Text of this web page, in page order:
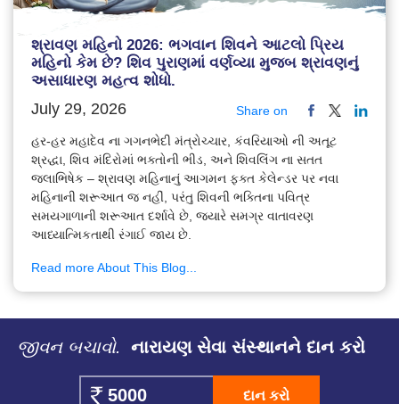
શ્રાવણ મહિનો 2026: ભગવાન શિવને આટલો પ્રિય
મહિનો કેમ છે? શિવ પુરાણમાં વર્ણવ્યા મુજબ શ્રાવણનું
અસાધારણ મહત્વ શોધો.
July 29, 2026 Share on
હર-હર મહાદેવ ના ગગનભેદી મંત્રોચ્ચાર, કંવરિયાઓ ની અતૂટ
શ્રદ્ધા, શિવ મંદિરોમાં ભક્તોની ભીડ, અને શિવલિંગ ના સતત
જલાભિષેક – શ્રાવણ મહિનાનું આગમન ફક્ત કેલેન્ડર પર નવા
મહિનાની શરૂઆત જ નહીં, પરંતુ શિવની ભક્તિના પવિત્ર
સમયગાળાની શરૂઆત દર્શાવે છે, જ્યારે સમગ્ર વાતાવરણ
આધ્યાત્મિકતાથી રંગાઈ જાય છે.
Read more About This Blog...
જીવન બચાવો. નારાયણ સેવા સંસ્થાનને દાન કરો
દાન કરો